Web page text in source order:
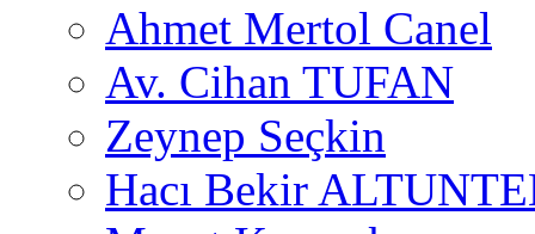
Ahmet Mertol Canel
Av. Cihan TUFAN
Zeynep Seçkin
Hacı Bekir